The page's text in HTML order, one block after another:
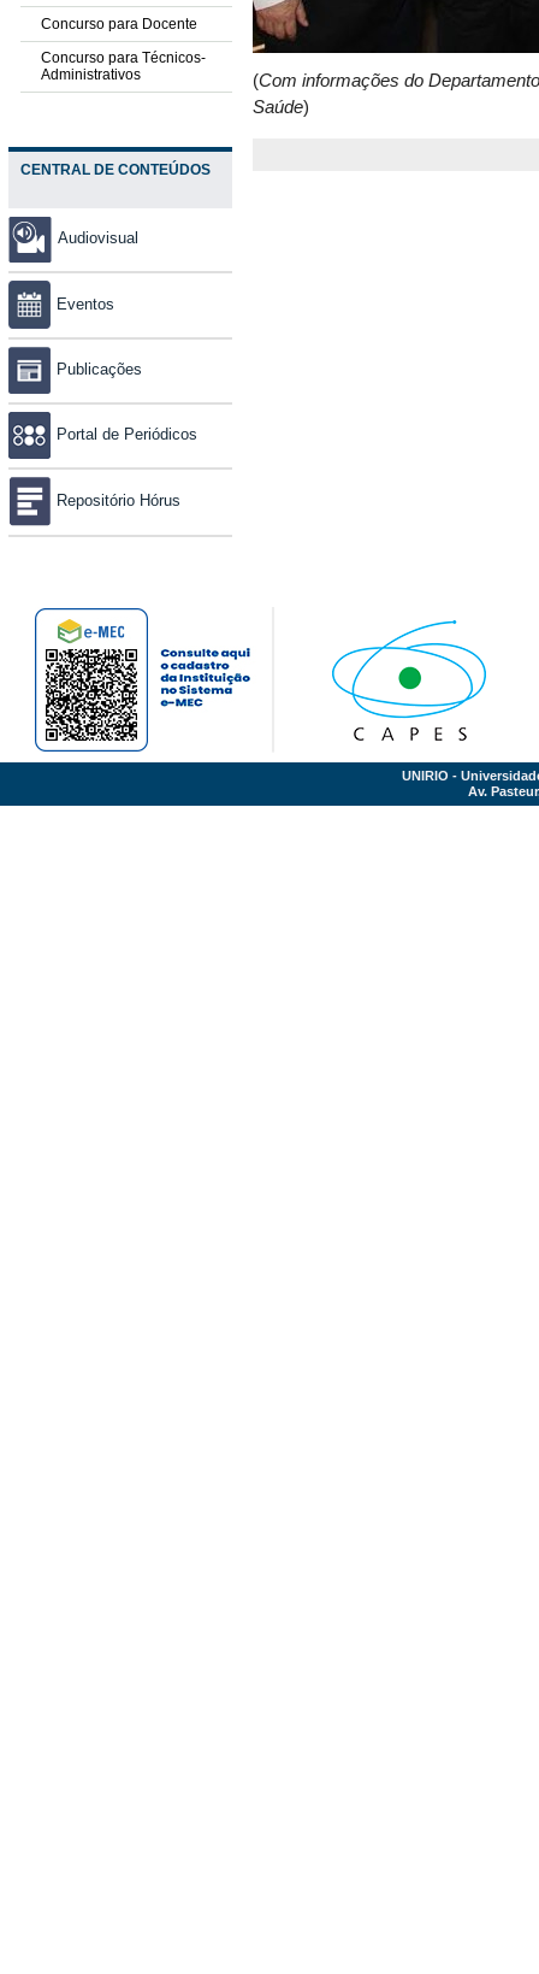
Concurso para Docente
Concurso para Técnicos-
Administrativos
CENTRAL DE CONTEÚDOS
Audiovisual
Eventos
Publicações
Portal de Periódicos
Repositório Hórus
(Com informações do
Saúde)
UNIRIO -
Av.